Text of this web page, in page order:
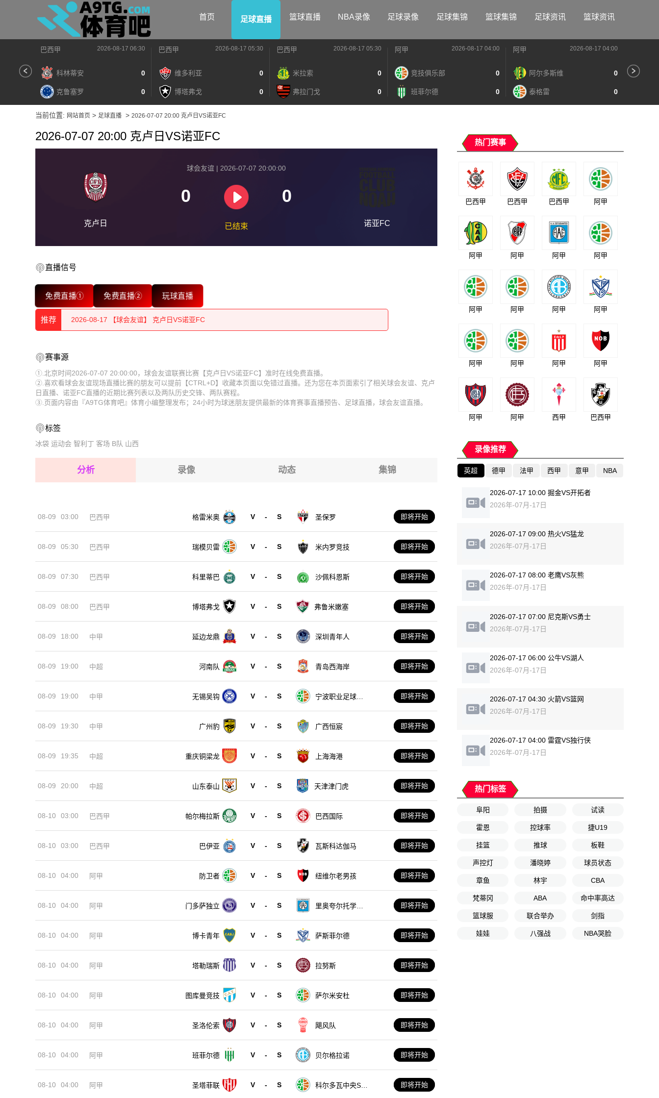
首页 足球直播 篮球直播 NBA录像 足球录像 足球集锦 篮球集锦 足球资讯 篮球资讯
巴西甲 2026-08-17 06:30
科林蒂安 0
克鲁塞罗 0
巴西甲 2026-08-17 05:30
维多利亚 0
博塔弗戈 0
巴西甲 2026-08-17 05:30
米拉索 0
弗拉门戈 0
阿甲 2026-08-17 04:00
竞技俱乐部 0
班菲尔德 0
阿甲 2026-08-17 04:00
阿尔多斯维 0
泰格雷 0
当前位置: 网站首页 > 足球直播 > 2026-07-07 20:00 克卢日VS诺亚FC
2026-07-07 20:00 克卢日VS诺亚FC
克卢日
球会友谊 | 2026-07-07 20:00:00
0 0
已结束 诺亚FC
直播信号
免费直播① 免费直播② 玩球直播
推荐
2026-08-17 【球会友谊】 克卢日VS诺亚FC
2026-08-17 【球会友谊】 克卢日VS诺亚FC
2026-08-17 【球会友谊】 克卢日VS诺亚FC
2026-08-17 【球会友谊】 克卢日VS诺亚FC
2026-08-17 【球会友谊】 克卢日VS诺亚FC
2026-08-17 【球会友谊】 克卢日VS诺亚FC
2026-08-17 【球会友谊】 克卢日VS诺亚FC
2026-08-17 【球会友谊】 克卢日VS诺亚FC
2026-08-17 【球会友谊】 克卢日VS诺亚FC
2026-08-17 【球会友谊】 克卢日VS诺亚FC
2026-08-17 【球会友谊】 克卢日VS诺亚FC
2026-08-17 【球会友谊】 克卢日VS诺亚FC
赛事源
①.北京时间2026-07-07 20:00:00，球会友谊联赛比赛【克卢日VS诺亚FC】准时在线免费直播。
②.喜欢看球会友谊现场直播比赛的朋友可以提前【CTRL+D】收藏本页面以免错过直播。还为您在本页面索引了相关球会友谊、克卢
日直播、诺亚FC直播的近期比赛列表以及两队历史交锋、两队赛程。
③.页面内容由『A9TG体育吧』体育小编整理发布；24小时为球迷朋友提供最新的体育赛事直播预告、足球直播，球会友谊直播。
标签
冰袋 运动会 智利丁 客场 B队 山西
分析 录像 动态 集锦
08-09 03:00 巴西甲 格雷米奥 V - S 圣保罗 即将开始
08-09 05:30 巴西甲 瑞模贝雷 V - S 米内罗竞技 即将开始
08-09 07:30 巴西甲 科里蒂巴 V - S 沙佩科恩斯 即将开始
08-09 08:00 巴西甲 博塔弗戈 V - S 弗鲁米嫩塞 即将开始
08-09 18:00 中甲 延边龙鼎 V - S 深圳青年人 即将开始
08-09 19:00 中超 河南队 V - S 青岛西海岸 即将开始
08-09 19:00 中甲 无锡吴钩 V - S
宁波职业足球俱
即将开始
08-09 19:30 中甲 广州豹 V - S 广西恒宸 即将开始
08-09 19:35 中超 重庆铜梁龙 V - S 上海海港 即将开始
08-09 20:00 中超 山东泰山 V - S 天津津门虎 即将开始
08-10 03:00 巴西甲 帕尔梅拉斯 V - S 巴西国际 即将开始
08-10 03:00 巴西甲 巴伊亚 V - S 瓦斯科达伽马 即将开始
08-10 04:00 阿甲 防卫者 V - S 纽维尔老男孩 即将开始
08-10 04:00 阿甲 门多萨独立 V - S
里奥夸尔托学生
即将开始
08-10 04:00 阿甲 博卡青年 V - S 萨斯菲尔德 即将开始
08-10 04:00 阿甲 塔勒瑞斯 V - S 拉努斯 即将开始
08-10 04:00 阿甲 图库曼竞技 V - S 萨尔米安杜 即将开始
08-10 04:00 阿甲 圣洛伦索 V - S 飓风队 即将开始
08-10 04:00 阿甲 班菲尔德 V - S 贝尔格拉诺 即将开始
08-10 04:00 阿甲 圣塔菲联 V - S
科尔多瓦中央SD
即将开始
热门赛事
巴西甲 巴西甲 巴西甲 阿甲
阿甲 阿甲 阿甲 阿甲
阿甲 阿甲 阿甲 阿甲
阿甲 阿甲 阿甲 阿甲
阿甲 阿甲 西甲 巴西甲
录像推荐
英超 德甲 法甲 西甲 意甲 NBA
2026-07-17 10:00 掘金VS开拓者
2026年-07月-17日
2026-07-17 09:00 热火VS猛龙
2026年-07月-17日
2026-07-17 08:00 老鹰VS灰熊
2026年-07月-17日
2026-07-17 07:00 尼克斯VS勇士
2026年-07月-17日
2026-07-17 06:00 公牛VS湖人
2026年-07月-17日
2026-07-17 04:30 火箭VS篮网
2026年-07月-17日
2026-07-17 04:00 雷霆VS独行侠
2026年-07月-17日
热门标签
阜阳 拍摄 试读
霍恩 控球率 捷U19
挂篮 推球 板鞋
声控灯 潘晓婷 球员状态
章鱼 林宇 CBA
梵蒂冈 ABA 命中率高达
篮球服 联合举办 剑指
娃娃 八强战 NBA哭脸